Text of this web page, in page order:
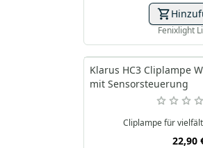
Fenixlight
Klarus HC3 Cliplampe
mit Sensorsteuerung
Cliplampe für
22,90